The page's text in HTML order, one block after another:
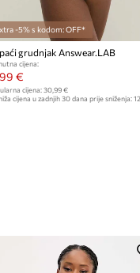
-5% s kodom: OFF*
grudnjak Answear.LAB
cijena:
€
cijena:30,99 €
cijena u zadnjih 30 dana prije sniženja: